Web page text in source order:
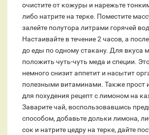
очистите от кожуры и нарежьте
либо натрите на терке. Поместите
залейте полутора литрами горячей
Настаивайте в течение 2 часов, а
до еды по одному стакану. Для вкуса
положить чуть-чуть меда и специи.
немного снизит аппетит и насытит
полезными витаминами. Также прост
для похудения рецепт с лимоном на
Заварите чай, воспользовавшись
способом, добавьте дольки лимона,
сок и натрите цедру на терке, дайте